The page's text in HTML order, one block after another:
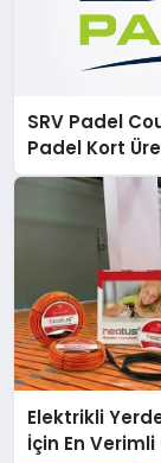
SRV Padel
Padel Kort
Elektrikli
İçin En